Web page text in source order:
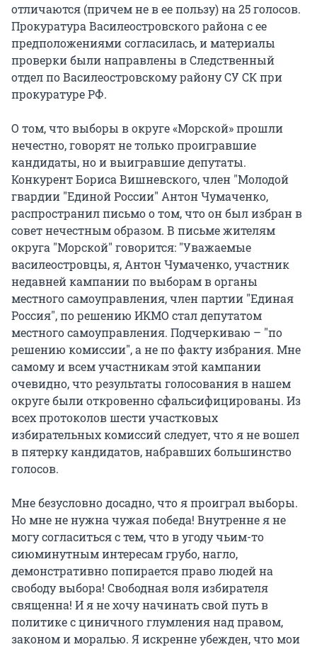
отличаются (причем не в ее пользу) на 25 голосов.
Прокуратура Василеостровского района с ее
предположениями согласилась, и материалы
проверки были направлены в Следственный
отдел по Василеостровскому району СУ СК при
прокуратуре РФ.
О том, что выборы в округе «Морской» прошли
нечестно, говорят не только проигравшие
кандидаты, но и выигравшие депутаты.
Конкурент Бориса Вишневского, член "Молодой
гвардии "Единой России" Антон Чумаченко,
распространил письмо о том, что он был избран в
совет нечестным образом. В письме жителям
округа "Морской" говорится: "Уважаемые
василеостровцы, я, Антон Чумаченко, участник
недавней кампании по выборам в органы
местного самоуправления, член партии "Единая
Россия", по решению ИКМО стал депутатом
местного самоуправления. Подчеркиваю – "по
решению комиссии", а не по факту избрания. Мне
самому и всем участникам этой кампании
очевидно, что результаты голосования в нашем
округе были откровенно сфальсифицированы. Из
всех протоколов шести участковых
избирательных комиссий следует, что я не вошел
в пятерку кандидатов, набравших большинство
голосов.
Мне безусловно досадно, что я проиграл выборы.
Но мне не нужна чужая победа! Внутренне я не
могу согласиться с тем, что в угоду чьим-то
сиюминутным интересам грубо, нагло,
демонстративно попирается право людей на
свободу выбора! Свободная воля избирателя
священна! И я не хочу начинать свой путь в
политике с циничного глумления над правом,
законом и моралью. Я искренне убежден, что мои